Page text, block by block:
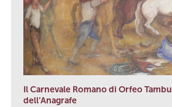
Il Carnevale Romano di Orfeo
dell’Anagrafe